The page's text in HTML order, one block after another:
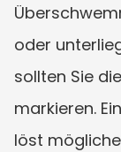
oder
sollten Sie
markieren.
löst